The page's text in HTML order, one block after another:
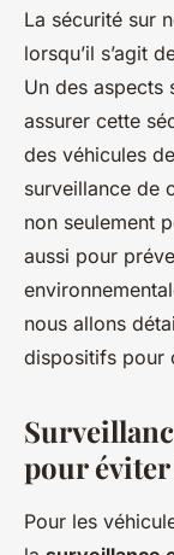
Quels
la
pour les
de
La sécurité sur
lorsqu’il s’agit
Un des aspects
assurer cette
des véhicules
surveillance de
non seulement
aussi pour
nous allons
dispositifs pour
pour éviter
Pour les